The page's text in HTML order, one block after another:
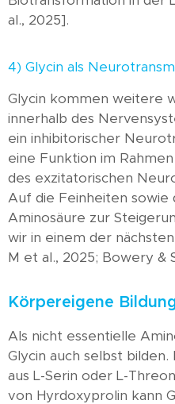
al., 2025].
4) Glycin als
Glycin kommen weitere
innerhalb des
ein inhibitorischer
eine Funktion im
des exzitatorischen
Auf die Feinheiten sowie
Aminosäure zur
wir in einem der
M et al., 2025; Bowery &
Körpereigene
Als nicht essentielle
Glycin auch selbst
aus L-Serin oder L-
von Hyrdoxyprolin kann